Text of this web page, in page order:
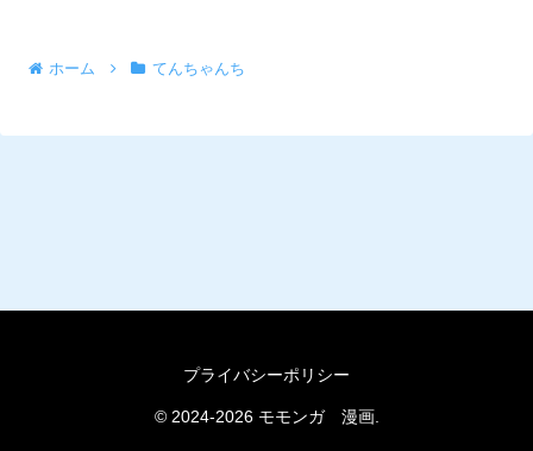
ホーム てんちゃんち
プライバシーポリシー
© 2024-2026 モモンガ 漫画.